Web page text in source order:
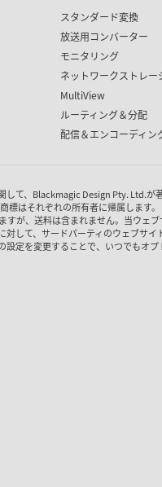
スタンダード変換
放送用コンバーター
モニタリング
ネットワークストレー
MultiView
ルーティング＆分配
配信＆エンコーディン
して、Blackmagic Design Pty. Ltd.が
標はそれぞれの所有者に帰属します。
すが、送料は含まれません。当ウェ
して、サードパーティのウェブサイ
定を変更することで、いつでもオプ